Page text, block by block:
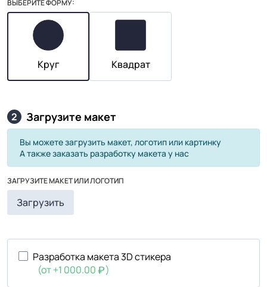
ВЫБЕРИТЕ ФОРМУ:
Круг Квадрат
2 Загрузите макет
Вы можете загрузить макет, логотип или картинку
А также заказать разработку макета у нас
ЗАГРУЗИТЕ МАКЕТ ИЛИ ЛОГОТИП
Загрузить
Разработка макета 3D стикера
(от +1 000.00
)